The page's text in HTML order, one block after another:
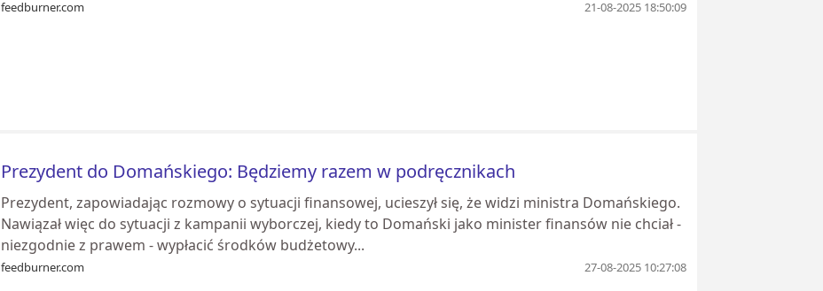
feedburner.com 21-08-2025 18:50:09
Prezydent do Domańskiego: Będziemy razem w podręcznikach
Prezydent, zapowiadając rozmowy o sytuacji finansowej, ucieszył się, że widzi ministra Domańskiego.
Nawiązał więc do sytuacji z kampanii wyborczej, kiedy to Domański jako minister finansów nie chciał -
niezgodnie z prawem - wypłacić środków budżetowy...
feedburner.com 27-08-2025 10:27:08